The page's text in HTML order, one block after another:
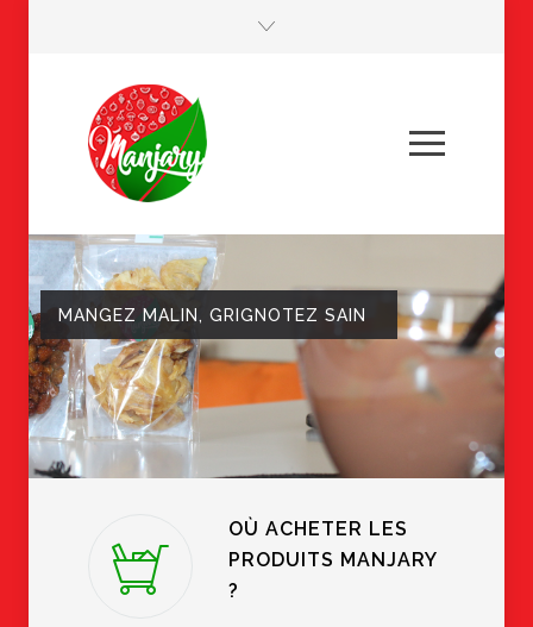
MANGEZ MALIN, GRIGNOTEZ SAIN
OÙ ACHETER LES
PRODUITS MANJARY
?